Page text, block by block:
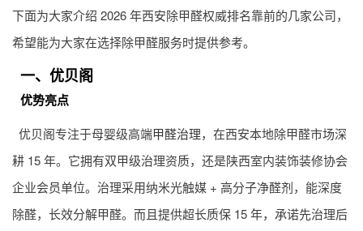
下面为大家介绍 2026 年西安除甲醛权威排名靠前的几家公司，
希望能为大家在选择除甲醛服务时提供参考。
一、优贝阁
优势亮点
优贝阁专注于母婴级高端甲醛治理，在西安本地除甲醛市场深
耕 15 年。它拥有双甲级治理资质，还是陕西室内装饰装修协会
企业会员单位。治理采用纳米光触媒 + 高分子净醛剂，能深度
除醛，长效分解甲醛。而且提供超长质保 15 年，承诺先治理后